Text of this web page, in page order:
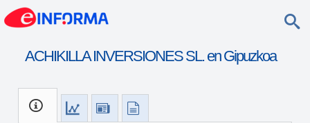
ACHIKILLA INVERSIONES SL. en Gipuzkoa